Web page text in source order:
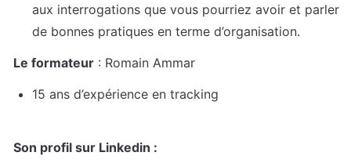
aux interrogations que vous pourriez avoir et parler
de bonnes pratiques en terme d’organisation.
Le formateur : Romain Ammar
15 ans d’expérience en tracking
Son profil sur Linkedin :